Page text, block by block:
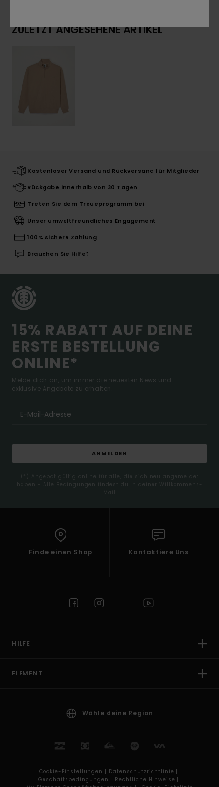
ZULETZT ANGESEHENE ARTIKEL
Kostenloser Versand und Rückversand für Mitglieder
Rückgabe innerhalb von 30 Tagen
Treten Sie dem Treueprogramm bei
Unser umweltfreundliches Engagement
100% sichere Zahlung
Brauchen Sie Hilfe?
15% RABATT AUF DEINE
ERSTE BESTELLUNG
ONLINE*
Melde dich an, um immer die neuesten News und
exklusive Angebote zu erhalten.
ANMELDEN
(*) Angebot gültig online für alle, die sich neu angemeldet
haben - Alle Bedingungen findest du in deiner Willkommens-
Mail
Finde einen Shop Kontaktiere Uns
HILFE
ELEMENT
Wähle deine Region
Cookie-Einstellungen | Datenschutzrichtlinie |
Geschäftsbedingungen | Rechtliche Hinweise |